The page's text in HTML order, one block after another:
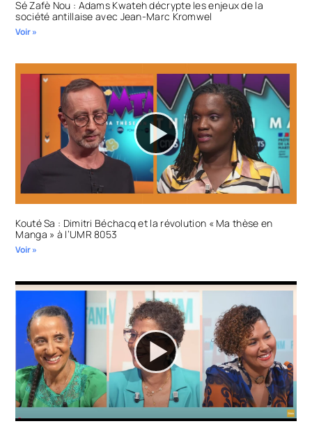
Sé Zafè Nou : Adams Kwateh décrypte les enjeux de la
société antillaise avec Jean-Marc Kromwel
Voir »
Kouté Sa : Dimitri Béchacq et la révolution « Ma thèse en
Manga » à l’UMR 8053
Voir »